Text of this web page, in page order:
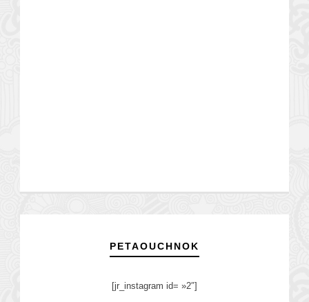
PETAOUCHNOK
[jr_instagram id= »2″]